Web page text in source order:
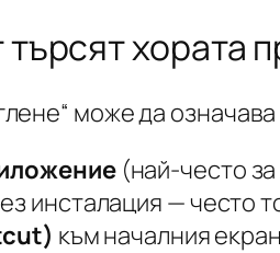
хората
може да
(най-често за
инсталация — често
към началния